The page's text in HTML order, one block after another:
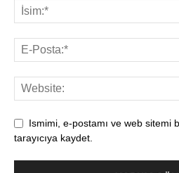
Ismimi, e-postamı ve web sitemi
tarayıcıya kaydet.